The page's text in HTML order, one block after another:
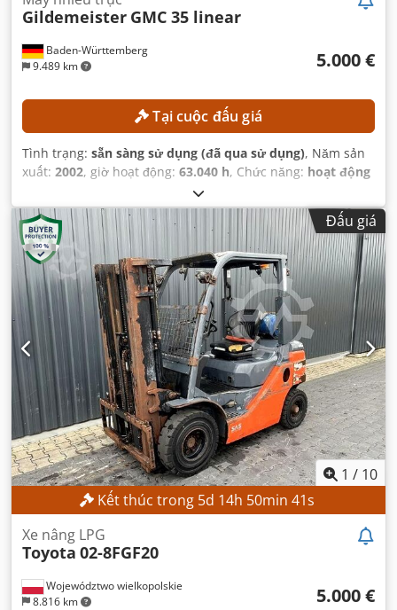
Baden-Württemberg
9.489 km
Gildemeister GMC 35 linear
5.000 €
Tại cuộc đấu giá
Tình trạng: sẵn sàng sử dụng (đã qua sử dụng), Năm sản
xuất: 2002, giờ hoạt động: 63.040 h, Chức năng: hoạt động
Đấu giá
1 / 10
Kết thúc trong 5d 14h 50min 40s
Województwo wielkopolskie
8.816 km
Xe nâng LPG
Toyota 02-8FGF20
5.000 €